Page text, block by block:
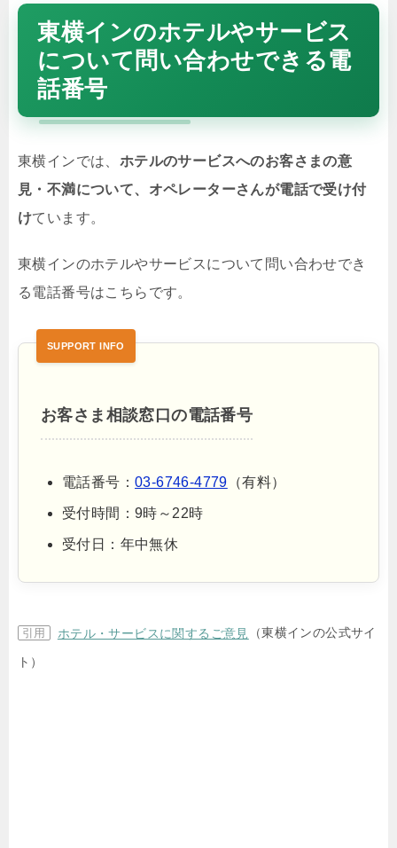
東横インのホテルやサービス
について問い合わせできる電
話番号
東横インでは、 ホテルのサービスへのお客さまの意
見・不満について、オペレーターさんが電話で受け付
けています。
東横インのホテルやサービスについて問い合わせでき
る電話番号はこちらです。
お客さま相談窓口の電話番号
電話番号： 03-6746-4779 （有料）
受付時間：9時～22時
受付日：年中無休
ホテル・サービスに関するご意見 （東横インの公式サイ
ト）